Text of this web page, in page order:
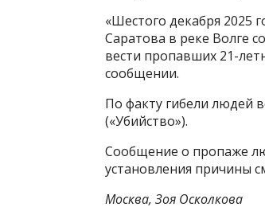
«Шестого декабря 2025
Саратова в реке Волге
вести пропавших 21-
сообщении.
По факту гибели людей
(«Убийство»).
Сообщение о пропаже
установления причины
Москва, Зоя Осколкова